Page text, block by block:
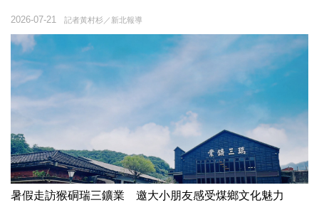
記者黃村杉／新北報導
2026-07-21
暑假走訪猴硐瑞三鑛業 邀大小朋友感受煤鄉文化魅力